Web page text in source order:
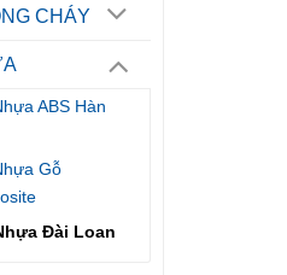
CHÁY
ABS Hàn
Gỗ
Đài Loan